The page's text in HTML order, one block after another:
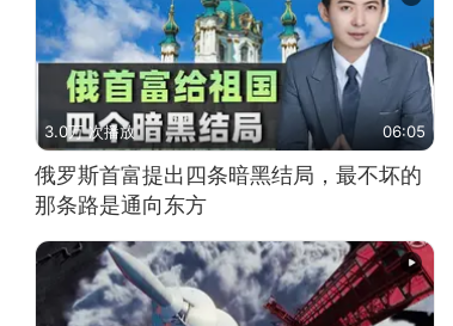
3.0万 次播放 06:05
俄罗斯首富提出四条暗黑结局，最不坏的
那条路是通向东方